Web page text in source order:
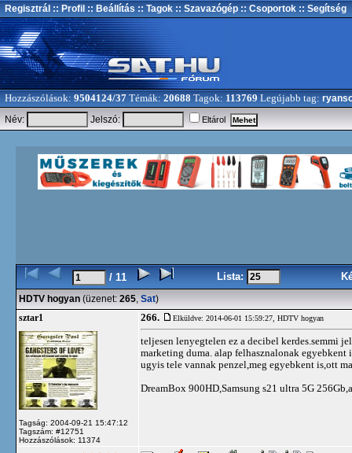
Regisztrál :: Profil :: Beállítás :: Tagok :: Szavazógép :: Csoportok :: Segítség
Hozzászólások: 9504124/37 Témák: 20688 Tagok: 113769 Legújabb tag:
Név:
Jelszó: Eltárol
/ 11 Lista:
HDTV hogyan (üzenet: 265, Sat)
sztar1
Tagság: 2004-09-21 15:47:12
Tagszám: #12751
Hozzászólások: 11374
266. Elküldve: 2014-06-01 15:59:27, HDTV hogyan
teljesen lenyegtelen ez a decibel kerdes.semmi
marketing duma. alap felhasznalonak
ugyis tele vannak penzel,meg egyebkent is,ott
DreamBox 900HD,Samsung s21 ultra 5G